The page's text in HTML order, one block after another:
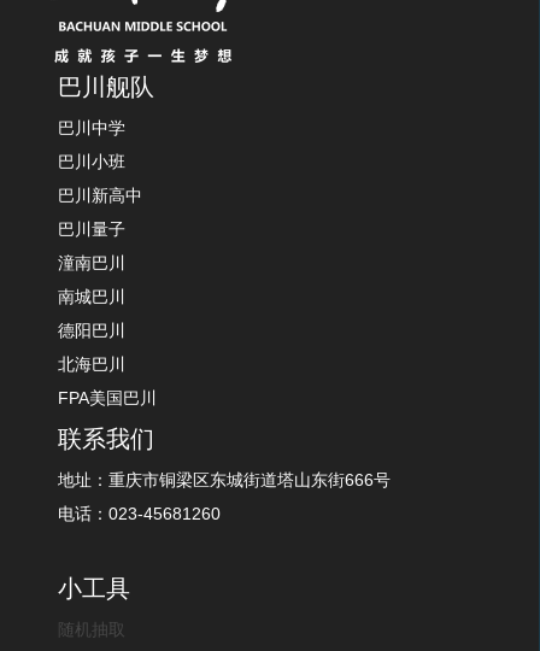
巴川舰队
巴川中学
巴川小班
巴川新高中
巴川量子
潼南巴川
南城巴川
德阳巴川
北海巴川
FPA美国巴川
联系我们
地址：重庆市铜梁区东城街道塔山东街666号
电话：023-45681260
小工具
随机抽取